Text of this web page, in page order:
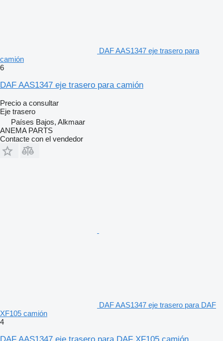
DAF AAS1347 eje trasero para
camión
6
DAF AAS1347 eje trasero para camión
Precio a consultar
Eje trasero
Países Bajos, Alkmaar
ANEMA PARTS
Contacte con el vendedor
DAF AAS1347 eje trasero para DAF
XF105 camión
4
DAF AAS1347 eje trasero para DAF XF105 camión